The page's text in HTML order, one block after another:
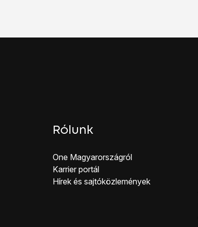
Rólunk
One Magyar országról
Karrier portál
Hírek és sajtóközlemények